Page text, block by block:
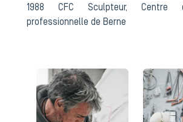
1988 CFC Sculpteur, Centre
professionnelle de Berne